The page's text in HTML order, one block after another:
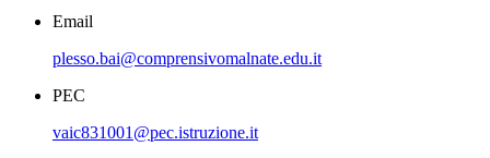
Email
plesso.bai@comprensivomalnate.edu.it
PEC
vaic831001@pec.istruzione.it